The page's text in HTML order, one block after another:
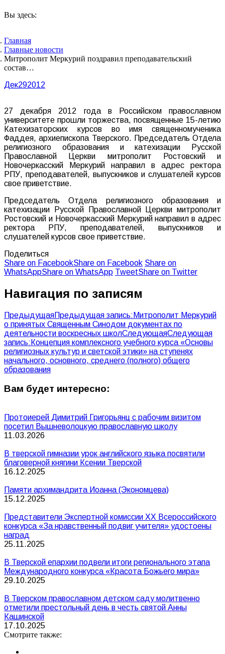
Вы здесь:
Главная
Главные новости
Митрополит Меркурий поздравил преподавательский
состав…
Дек292012
27 декабря 2012 года в Российском православном
университете прошли торжества, посвященные 15-летию
Катехизаторских курсов во имя священномученика
Фаддея, архиепископа Тверского. Председатель Отдела
религиозного образования и катехизации Русской
Православной Церкви митрополит Ростовский и
Новочеркасский Меркурий направил в адрес ректора
РПУ, преподавателей, выпускников и слушателей курсов
свое приветствие.
Председатель Отдела религиозного образования и
катехизации Русской Православной Церкви митрополит
Ростовский и Новочеркасский Меркурий направил в адрес
ректора РПУ, преподавателей, выпускников и
слушателей курсов свое приветствие.
Поделиться
Share on FacebookShare on Facebook Share on
WhatsAppShare on WhatsApp TweetShare on Twitter
Навигация по записям
ПредыдущаяПредыдущая запись: Митрополит Меркурий
о принятых Священным Синодом документах по
деятельности воскресных школСледующаяСледующая
запись: Концепция комплексного учебного курса «Основы
религиозных культур и светской этики» на ступенях
начального, основного, среднего (полного) общего
образования
Вам будет интересно:
Протоиерей Димитрий Григорьянц с рабочим визитом
посетил Вышневолоцкую православную школу
11.03.2026
В тверской гимназии урок английского языка посвятили
благоверной княгини Ксении Тверской
16.12.2025
Памяти архимандрита Иоанна (Экономцева)
15.12.2025
Представители Экспертной комиссии XX Всероссийского
конкурса «За нравственный подвиг учителя» удостоены
наград
25.11.2025
В Тверской епархии подвели итоги регионального этапа
Международного конкурса «Красота Божьего мира»
29.10.2025
В Тверском православном детском саду молитвенно
отметили престольный день в честь святой Анны
Кашинской
17.10.2025
Смотрите также: